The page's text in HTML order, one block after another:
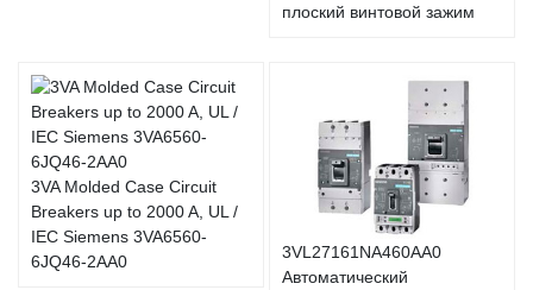
плоский винтовой зажим
3VA Molded Case Circuit
Breakers up to 2000 A, UL /
IEC Siemens 3VA6560-
6JQ46-2AA0
3VL27161NA460AA0
Автоматический